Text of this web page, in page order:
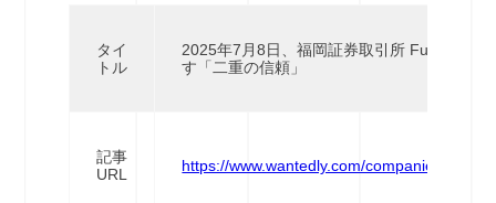
タイ
トル
2025年7月8日、福岡証券取引所 Fukuoka
す「二重の信頼」
記事
URL
https://www.wantedly.com/companies/